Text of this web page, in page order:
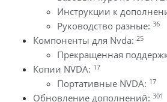
Инструкции к
Руководство разные: 36
Компоненты для Nvda: 25
Прекращенная
Копии NVDA: 17
Портативные NVDA: 17
Обновление дополнений: 301